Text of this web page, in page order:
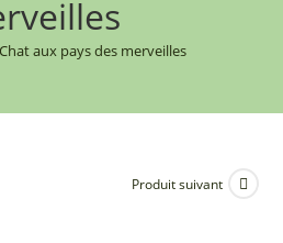
Chat aux pays des merveilles
Produit suivant